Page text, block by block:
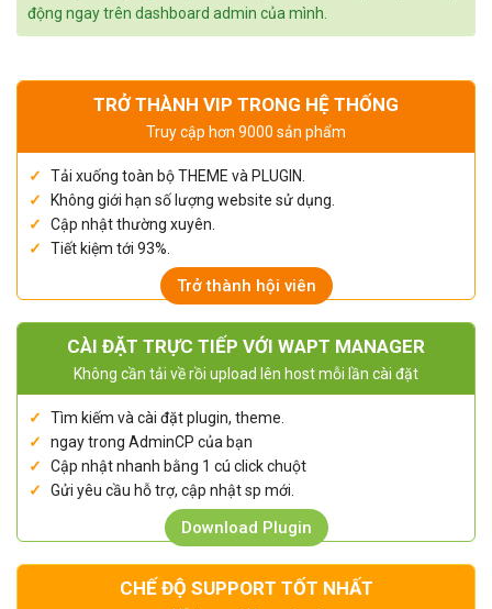
động ngay trên dashboard admin của mình.
TRỞ THÀNH VIP TRONG HỆ THỐNG
Truy cập hơn 9000 sản phẩm
Tải xuống toàn bộ THEME và PLUGIN.
Không giới hạn số lượng website sử dụng.
Cập nhật thường xuyên.
Tiết kiệm tới 93%.
Trở thành hội viên
CÀI ĐẶT TRỰC TIẾP VỚI WAPT MANAGER
Không cần tải về rồi upload lên host mỗi lần cài đặt
Tìm kiếm và cài đặt plugin, theme.
ngay trong AdminCP của bạn
Cập nhật nhanh bằng 1 cú click chuột
Gửi yêu cầu hỗ trợ, cập nhật sp mới.
Download Plugin
CHẾ ĐỘ SUPPORT TỐT NHẤT